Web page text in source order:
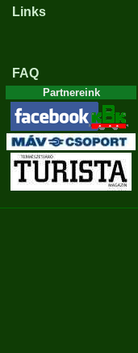
Links
FAQ
Partnereink